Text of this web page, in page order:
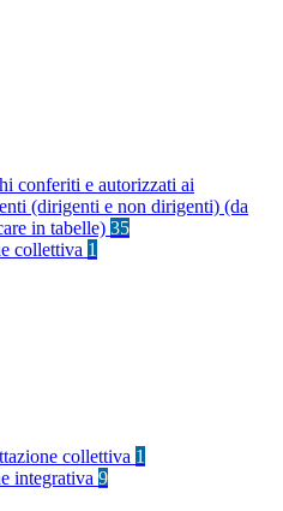
conferiti e autorizzati ai
(dirigenti e non dirigenti) (da
in tabelle) 35
collettiva 1
collettiva 1
integrativa 9